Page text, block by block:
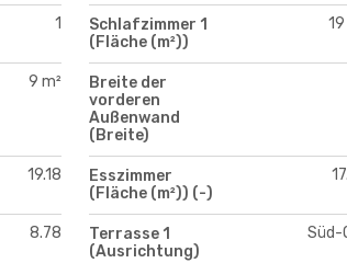
1
Schlafzimmer 1
(Fläche (m²))
19
9 m²
Breite der
vorderen
Außenwand
(Breite)
19.18
Esszimmer
(Fläche (m²)) (-)
8.78
Terrasse 1
(Ausrichtung)
Süd-